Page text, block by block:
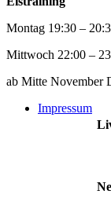
Montag 19:30 –
Mittwoch 22:00 –
ab Mitte November
Impressum